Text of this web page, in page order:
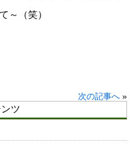
～（笑）
次の記事へ »
ツ